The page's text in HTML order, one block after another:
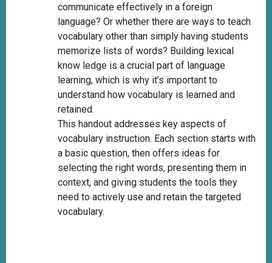
communicate effectively in a foreign
language? Or whether there are ways to teach
vocabulary other than simply having students
memorize lists of words? Building lexical
know ledge is a crucial part of language
learning, which is why it’s important to
understand how vocabulary is learned and
retained.
This handout addresses key aspects of
vocabulary instruction. Each section starts with
a basic question, then offers ideas for
selecting the right words, presenting them in
context, and giving students the tools they
need to actively use and retain the targeted
vocabulary.